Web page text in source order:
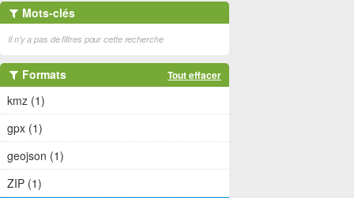
Mots-clés
Il n'y a pas de filtres pour cette recherche
Formats Tout effacer
kmz (1)
gpx (1)
geojson (1)
ZIP (1)